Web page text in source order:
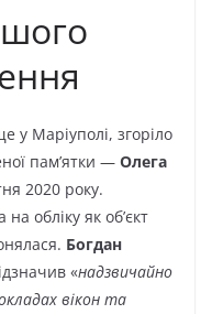
у Маріуполі, згоріло
пам’ятки — Олега
2020 року.
обліку як об’єкт
Богдан
«надзвичайно
вікон та